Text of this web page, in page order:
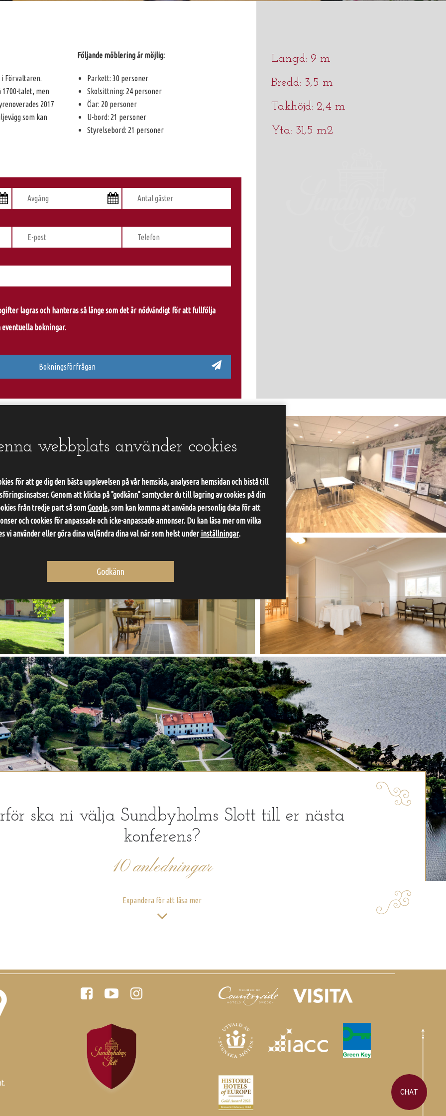
Förvaltaren.
1700-talet, men
2017
som kan
Följande möblering är möjlig:
Parkett: 30 personer
Skolsittning: 24 personer
Öar: 20 personer
U-bord: 21 personer
Styrelsebord: 21 personer
lagras och hanteras så länge som det är nödvändigt för att fullfölja
bokningar.
Längd: 9 m
Bredd: 3,5 m
Takhöjd: 2,4 m
Yta: 31,5 m2
ska ni välja Sundbyholms Slott till er nästa
konferens?
10 anledningar
Expandera för att läsa mer
webbplats använder cookies
för att ge dig den bästa upplevelsen på vår hemsida, analysera hemsidan och bistå till
Genom att klicka på "godkänn" samtycker du till lagring av cookies på din
från tredje part så somGoogle, som kan komma att använda personlig data för att
och cookies för anpassade och icke-anpassade annonser. Du kan läsa mer om vilka
vi använder eller göra dina val/ändra dina val när som helst underinställningar.
Godkänn
CHAT